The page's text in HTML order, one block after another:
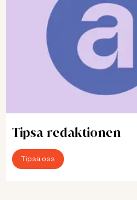
Tipsa redaktionen
Tipsa oss